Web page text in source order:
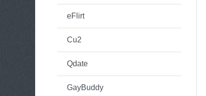
eFlirt
Cu2
Qdate
GayBuddy